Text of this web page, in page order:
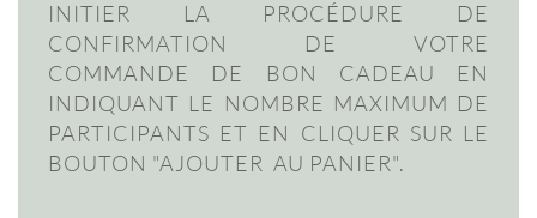
INITIER LA PROCÉDURE DE
CONFIRMATION DE VOTRE
COMMANDE DE BON CADEAU EN
INDIQUANT LE NOMBRE MAXIMUM DE
PARTICIPANTS ET EN CLIQUER SUR LE
BOUTON "AJOUTER AU PANIER".